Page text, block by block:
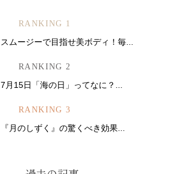
RANKING 1
スムージーで目指せ美ボディ！毎...
RANKING 2
7月15日「海の日」ってなに？...
RANKING 3
『月のしずく』の驚くべき効果...